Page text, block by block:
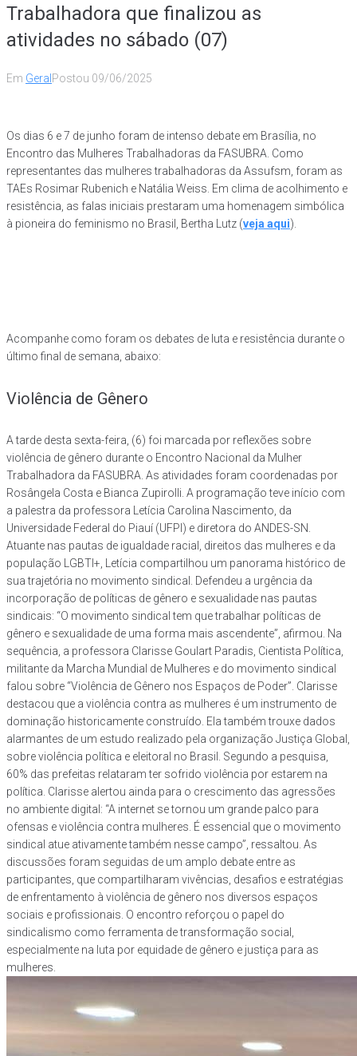
Trabalhadora que finalizou as
atividades no sábado (07)
Em Geral Postou 09/06/2025
Os dias 6 e 7 de junho foram de intenso debate em Brasília, no
Encontro das Mulheres Trabalhadoras da FASUBRA. Como
representantes das mulheres trabalhadoras da Assufsm, foram as
TAEs Rosimar Rubenich e Natália Weiss. Em clima de acolhimento e
resistência, as falas iniciais prestaram uma homenagem simbólica
à pioneira do feminismo no Brasil, Bertha Lutz (veja aqui).
Acompanhe como foram os debates de luta e resistência durante o
último final de semana, abaixo:
Violência de Gênero
A tarde desta sexta-feira, (6) foi marcada por reflexões sobre
violência de gênero durante o Encontro Nacional da Mulher
Trabalhadora da FASUBRA. As atividades foram coordenadas por
Rosângela Costa e Bianca Zupirolli. A programação teve início com
a palestra da professora Letícia Carolina Nascimento, da
Universidade Federal do Piauí (UFPI) e diretora do ANDES-SN.
Atuante nas pautas de igualdade racial, direitos das mulheres e da
população LGBTI+, Letícia compartilhou um panorama histórico de
sua trajetória no movimento sindical. Defendeu a urgência da
incorporação de políticas de gênero e sexualidade nas pautas
sindicais: “O movimento sindical tem que trabalhar políticas de
gênero e sexualidade de uma forma mais ascendente”, afirmou. Na
sequência, a professora Clarisse Goulart Paradis, Cientista Política,
militante da Marcha Mundial de Mulheres e do movimento sindical
falou sobre “Violência de Gênero nos Espaços de Poder”. Clarisse
destacou que a violência contra as mulheres é um instrumento de
dominação historicamente construído. Ela também trouxe dados
alarmantes de um estudo realizado pela organização Justiça Global,
sobre violência política e eleitoral no Brasil. Segundo a pesquisa,
60% das prefeitas relataram ter sofrido violência por estarem na
política. Clarisse alertou ainda para o crescimento das agressões
no ambiente digital: “A internet se tornou um grande palco para
ofensas e violência contra mulheres. É essencial que o movimento
sindical atue ativamente também nesse campo”, ressaltou. As
discussões foram seguidas de um amplo debate entre as
participantes, que compartilharam vivências, desafios e estratégias
de enfrentamento à violência de gênero nos diversos espaços
sociais e profissionais. O encontro reforçou o papel do
sindicalismo como ferramenta de transformação social,
especialmente na luta por equidade de gênero e justiça para as
mulheres.